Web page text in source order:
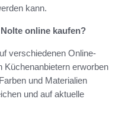
kann.
online kaufen?
verschiedenen Online-
Küchenanbietern erworben
und Materialien
und auf aktuelle